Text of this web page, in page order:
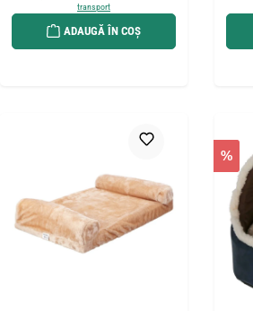
transport
ADAUGĂ ÎN COȘ
%